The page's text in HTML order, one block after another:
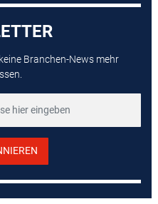
Branchen-News mehr